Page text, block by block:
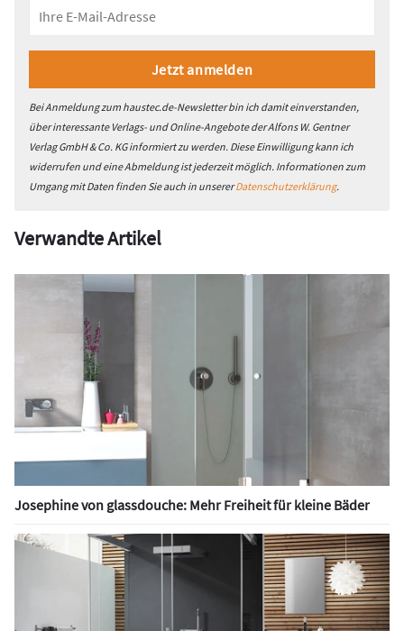
Bei Anmeldung zum haustec.de-Newsletter bin ich damit einverstanden,
über interessante Verlags- und Online-Angebote der Alfons W. Gentner
Verlag GmbH & Co. KG informiert zu werden. Diese Einwilligung kann ich
widerrufen und eine Abmeldung ist jederzeit möglich. Informationen zum
Umgang mit Daten finden Sie auch in unsererDatenschutzerklärung.
Verwandte Artikel
Josephine von glassdouche: Mehr Freiheit für kleine Bäder